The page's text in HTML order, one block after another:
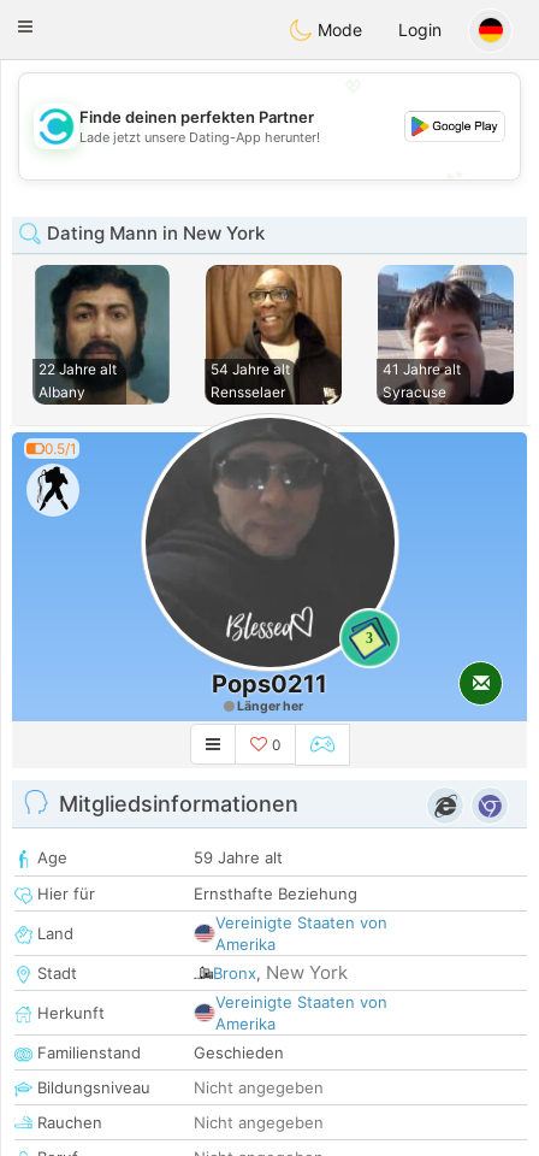
olombiaCitas
Toggle
Mode Login
💖
💕
Finde deinen perfekten Partner
Lade jetzt unsere Dating-App herunter!
Dating Mann in New York
22 Jahre alt
Albany
54 Jahre alt
Rensselaer
41 Jahre alt
Syracuse
0.5/1
3
Pops0211
Länger her
0
Mitgliedsinformationen
Age
59 Jahre alt
Hier für
Ernsthafte Beziehung
Land
Vereinigte Staaten von
Amerika
Stadt
Bronx, New York
Herkunft
Vereinigte Staaten von
Amerika
Familienstand
Geschieden
Bildungsniveau
Nicht angegeben
Rauchen
Nicht angegeben